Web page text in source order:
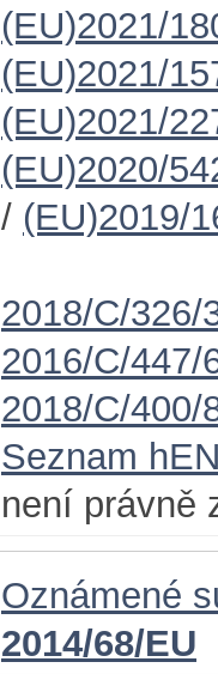
(EU)2021/
(EU)2021/
(EU)2021/
(EU)2020/
/ (EU)2019/
2018/C/326/
2016/C/447/
2018/C/400/
Seznam
není právně
Oznámené
2014/68/EU